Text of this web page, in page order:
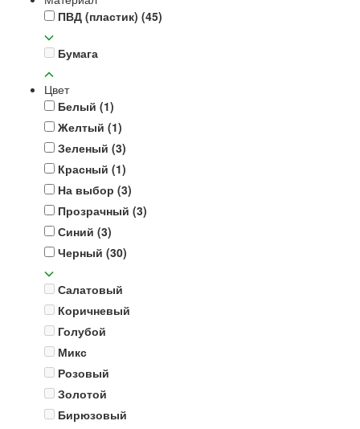
ПВД (пластик) (45)
Бумага
Цвет
Белый (1)
Желтый (1)
Зеленый (3)
Красный (1)
На выбор (3)
Прозрачный (3)
Синий (3)
Черный (30)
Салатовый
Коричневый
Голубой
Микс
Розовый
Золотой
Бирюзовый